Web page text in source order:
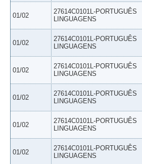
01/02
27614C0101L-PORTUGUÊS
LINGUAGENS
01/02
27614C0101L-PORTUGUÊS
LINGUAGENS
01/02
27614C0101L-PORTUGUÊS
LINGUAGENS
01/02
27614C0101L-PORTUGUÊS
LINGUAGENS
01/02
27614C0101L-PORTUGUÊS
LINGUAGENS
01/02
27614C0101L-PORTUGUÊS
LINGUAGENS